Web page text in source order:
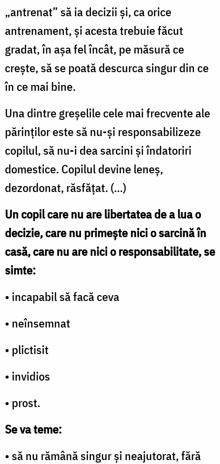
„antrenat” să ia decizii şi, ca orice
antrenament, și acesta trebuie făcut
gradat, în aşa fel încât, pe măsură ce
creşte, să se poată descurca singur din ce
în ce mai bine.
Una dintre greşelile cele mai frecvente ale
părinţilor este să nu-şi responsabilizeze
copilul, să nu-i dea sarcini şi îndatoriri
domestice. Copilul devine leneş,
dezordonat, răsfăţat. (...)
Un copil care nu are libertatea de a lua o
decizie, care nu primeşte nici o sarcină în
casă, care nu are nici o responsabilitate, se
simte:
• incapabil să facă ceva
• neînsemnat
• plictisit
• invidios
• prost.
Se va teme:
• să nu rămână singur şi neajutorat, fără